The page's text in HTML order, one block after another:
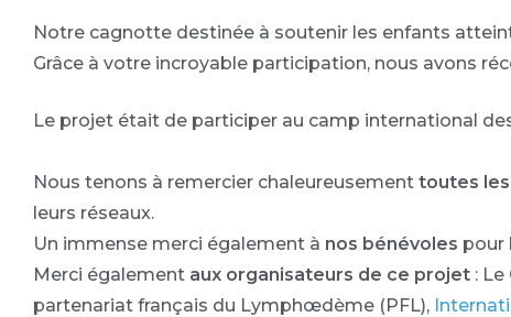
Notre cagnotte destinée à soutenir les enfants
Grâce à votre incroyable participation, nous avons
Le projet était de participer au camp international
Nous tenons à remercier chaleureusement toutes
leurs réseaux.
Un immense merci également à nos bénévoles pour
Merci également aux organisateurs de ce projet :
partenariat français du Lymphœdème (PFL),